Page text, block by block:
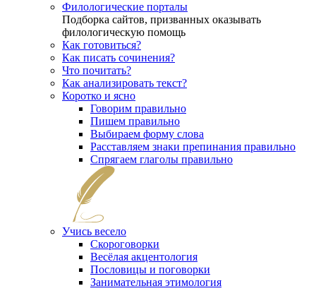
Филологические порталы
Подборка сайтов, призванных оказывать
филологическую помощь
Как готовиться?
Как писать сочинения?
Что почитать?
Как анализировать текст?
Коротко и ясно
Говорим правильно
Пишем правильно
Выбираем форму слова
Расставляем знаки препинания правильно
Спрягаем глаголы правильно
Учись весело
Скороговорки
Весёлая акцентология
Пословицы и поговорки
Занимательная этимология